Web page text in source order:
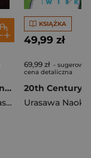
Tradycje kulinarne Japonii
Magdalena Tomaszewska-Bolałek
KSIĄŻKA
49,99 zł
69,99 zł -
cena detaliczna
Urasawa Naoki